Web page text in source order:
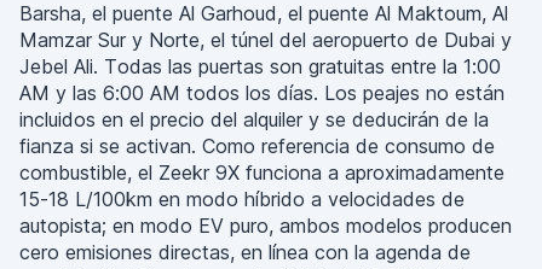
Barsha, el puente Al Garhoud, el puente Al Maktoum, Al
Mamzar Sur y Norte, el túnel del aeropuerto de Dubai y
Jebel Ali. Todas las puertas son gratuitas entre la 1:00
AM y las 6:00 AM todos los días. Los peajes no están
incluidos en el precio del alquiler y se deducirán de la
fianza si se activan. Como referencia de consumo de
combustible, el Zeekr 9X funciona a aproximadamente
15-18 L/100km en modo híbrido a velocidades de
autopista; en modo EV puro, ambos modelos producen
cero emisiones directas, en línea con la agenda de